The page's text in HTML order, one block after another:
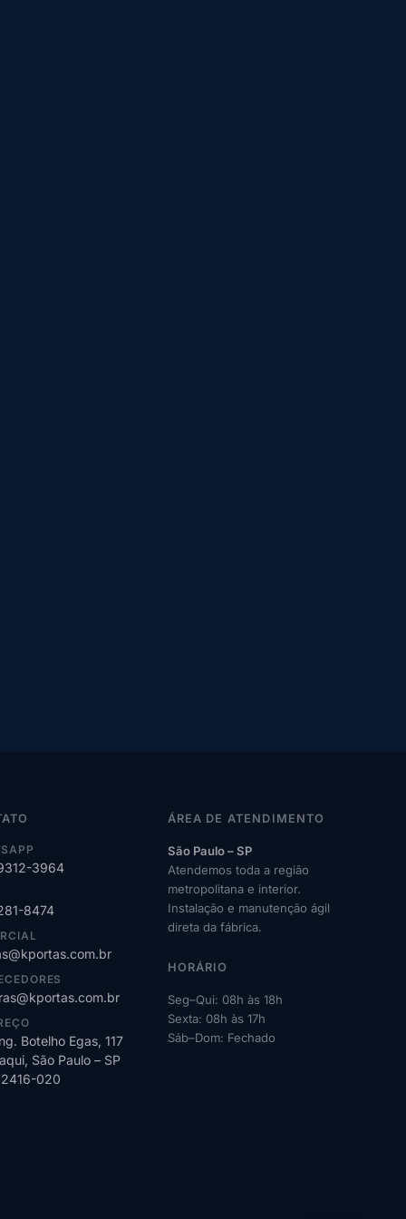
3964
8474
Botelho Egas, 117
São Paulo – SP
020
ÁREA DE ATENDIMENTO
São Paulo – SP
Atendemos toda a região
metropolitana e interior.
Instalação e manutenção ágil
direta da fábrica.
HORÁRIO
Seg–Qui: 08h às 18h
Sexta: 08h às 17h
Sáb–Dom: Fechado